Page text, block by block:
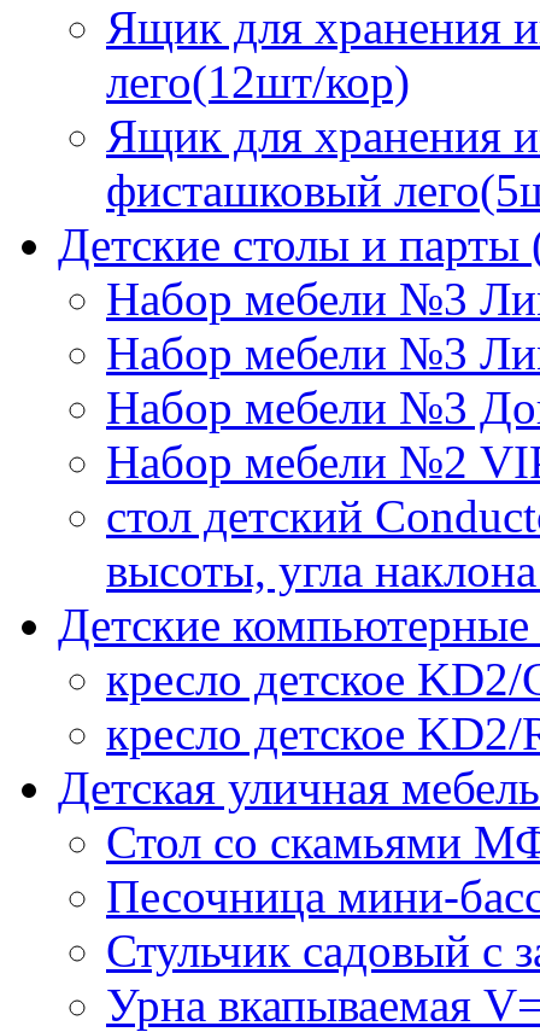
Ящик для хранения
лего(12шт/кор)
Ящик для хранения
фисташковый
Детские столы и парты
Набор мебели №3
Набор мебели №3
Набор мебели №3
Набор мебели №2
стол детский
высоты, угла
Детские компьютерные
кресло детское
кресло детское
Детская уличная
Стол со скамьями
Песочница мини-
Стульчик садовый с
Урна вкапываемая